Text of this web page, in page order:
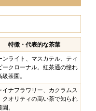
特徴・代表的な茶葉
ンライト、マスカテル、ティ
ークローナル。紅茶通の憧れ
級茶園。
イナフラワリー、カクラムス
クオリティの高い茶で知られ
園。